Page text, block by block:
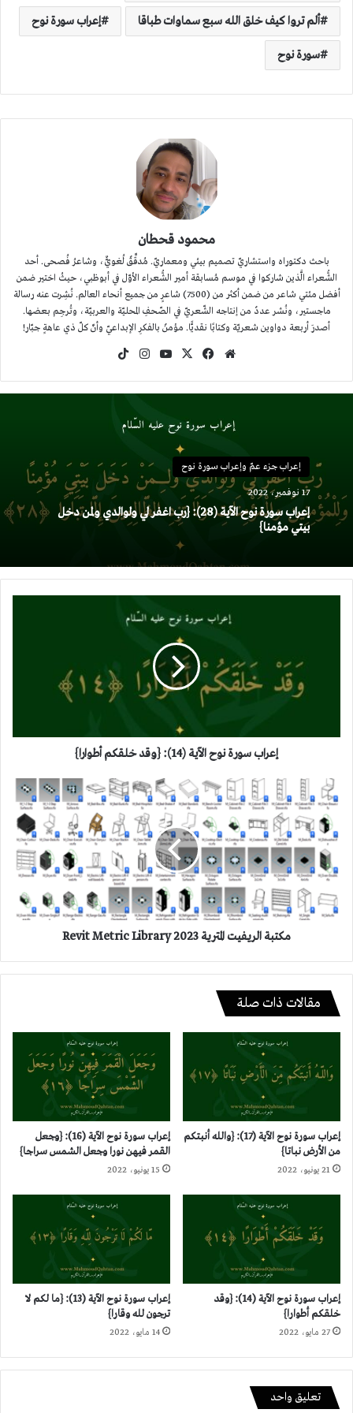
ألم تروا كيف خلق الله سبع سماوات طباقا إعراب سورة نوح
سورة نوح
محمود قحطان
باحث دكتوراه واستشاريّ تصميم بيئي ومعماريّ. مُدقِّقٌ لُغويٌّ، وشاعرُ فُصحى. أحد
الشُّعراء الَّذين شاركوا في موسم مُسابقة أمير الشُّعراء الأوّل في أبوظبي، حيثُ اختير ضمن
أفضل مئتي شاعر من ضمن أكثر من (7500) شاعرٍ من جميع أنحاء العالم. نُشِرت عنه رسالة
ماجستير، ونُشر عددٌ من إنتاجه الشّعريّ في الصّحفِ المحليّة والعربيّة، وتُرجِم بعضها.
أصدرَ أربعة دواوين شعريّة وكتابًا نقديًّا. مؤمنٌ بالفكرِ الإبداعيّ وأنّ كلّ ذي عاهةٍ جبّار!
موقع
فيسبوك
‫X
‫YouTubeانستقرام
إعراب جزء عمّ وإعراب سورة نوح
17 نوفمبر، 2022
إعراب سورة نوح الآية (28): {رب اغفر لي ولوالدي ولمن دخل
بيتي مؤمنا}
إعراب سورة نوح الآية (14): {وقد خلقكم أطوارا}
مكتبة
الريفيت
المترية
2023
Revit
Metric
Library
مكتبة الريفيت المترية 2023 Revit Metric Library
مقالات ذات صلة
إعراب سورة نوح الآية (17): {والله أنبتكم
من الأرض نباتا}
21 يونيو، 2022
إعراب سورة نوح الآية (16): {وجعل
القمر فيهن نورا وجعل الشمس سراجا}
15 يونيو، 2022
إعراب سورة نوح الآية (14): {وقد
خلقكم أطوارا}
27 مايو، 2022
إعراب سورة نوح الآية (13): {ما لكم لا
ترجون لله وقارا}
14 مايو، 2022
تعليق واحد